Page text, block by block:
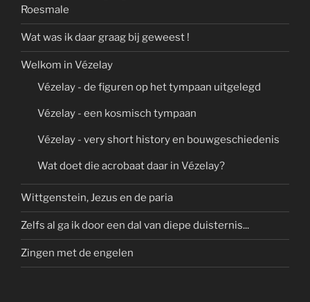
Roesmale
Wat was ik daar graag bij geweest !
Welkom in Vézelay
Vézelay - de figuren op het tympaan uitgelegd
Vézelay - een kosmisch tympaan
Vézelay - very short history en bouwgeschiedenis
Wat doet die acrobaat daar in Vézelay?
Wittgenstein, Jezus en de paria
Zelfs al ga ik door een dal van diepe duisternis...
Zingen met de engelen